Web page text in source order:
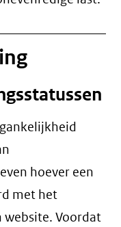
hoever een
met het
website. Voordat